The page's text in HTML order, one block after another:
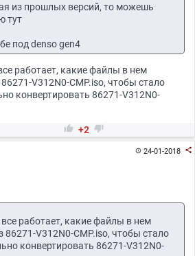
перед записью на диск
диск с картами
карт
с картами на компьютере
из прошлых версий, то можешь
тут
под denso gen4
работает, какие файлы в нем
V312N0-CMP.iso, чтобы стало
конвертировать 86271-V312N0-
 +2 
24-01-2018 
все работает, какие файлы в нем
V312N0-CMP.iso, чтобы стало
конвертировать 86271-V312N0-